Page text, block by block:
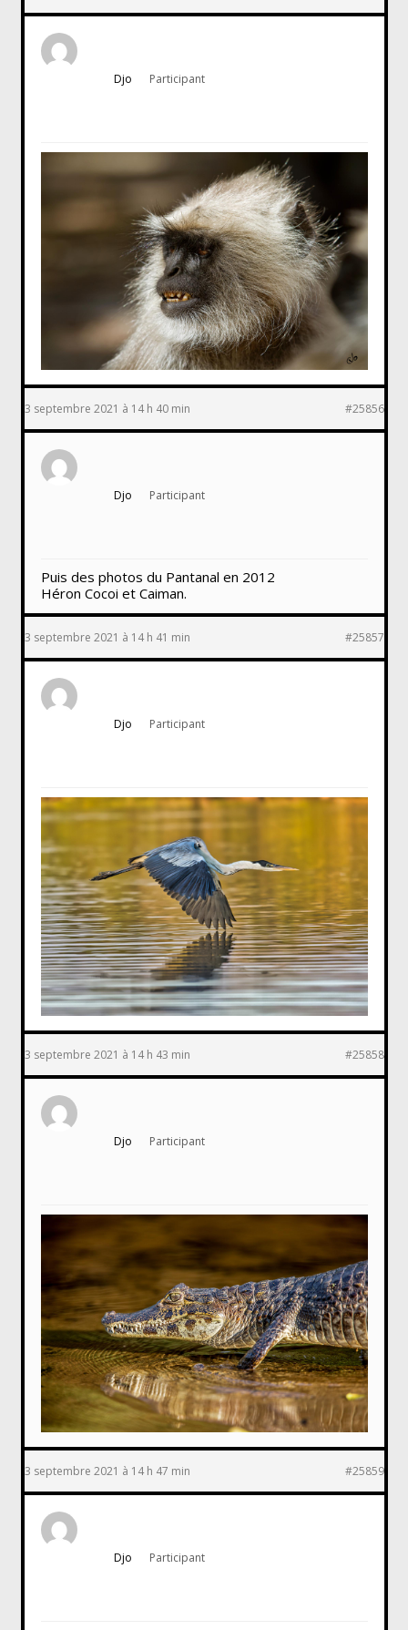
Djo Participant
3 septembre 2021 à 14 h 40 min #25856
Djo Participant
Puis des photos du Pantanal en 2012
Héron Cocoi et Caiman.
3 septembre 2021 à 14 h 41 min #25857
Djo Participant
3 septembre 2021 à 14 h 43 min #25858
Djo Participant
3 septembre 2021 à 14 h 47 min #25859
Djo Participant